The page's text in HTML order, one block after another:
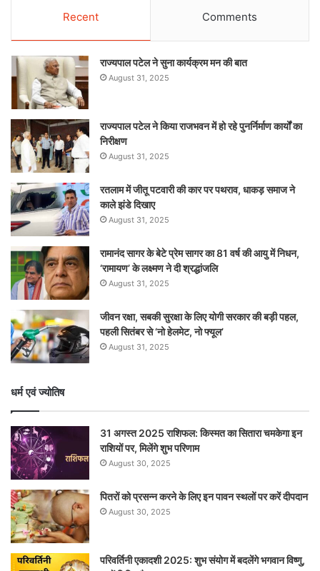
Recent Comments
राज्यपाल पटेल ने सुना कार्यक्रम मन की बात
August 31, 2025
राज्यपाल पटेल ने किया राजभवन में हो रहे पुनर्निर्माण कार्यों का
निरीक्षण
August 31, 2025
रतलाम में जीतू पटवारी की कार पर पथराव, धाकड़ समाज ने
काले झंडे दिखाए
August 31, 2025
रामानंद सागर के बेटे प्रेम सागर का 81 वर्ष की आयु में निधन,
‘रामायण’ के लक्ष्मण ने दी श्रद्धांजलि
August 31, 2025
जीवन रक्षा, सबकी सुरक्षा के लिए योगी सरकार की बड़ी पहल,
पहली सितंबर से ‘नो हेलमेट, नो फ्यूल’
August 31, 2025
धर्म एवं ज्योतिष
31 अगस्त 2025 राशिफल: किस्मत का सितारा चमकेगा इन
राशियों पर, मिलेंगे शुभ परिणाम
August 30, 2025
पितरों को प्रसन्न करने के लिए इन पावन स्थलों पर करें दीपदान
August 30, 2025
परिवर्तिनी एकादशी 2025: शुभ संयोग में बदलेंगे भगवान विष्णु,